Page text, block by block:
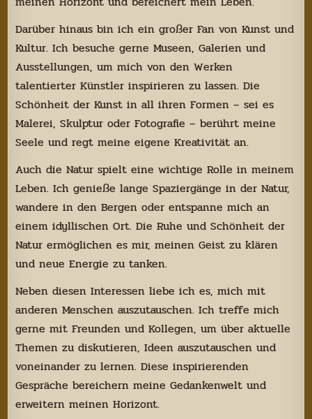
Darüber hinaus bin ich ein großer Fan von Kunst und
Kultur. Ich besuche gerne Museen, Galerien und
Ausstellungen, um mich von den Werken
talentierter Künstler inspirieren zu lassen. Die
Schönheit der Kunst in all ihren Formen – sei es
Malerei, Skulptur oder Fotografie – berührt meine
Seele und regt meine eigene Kreativität an.
Auch die Natur spielt eine wichtige Rolle in meinem
Leben. Ich genieße lange Spaziergänge in der Natur,
wandere in den Bergen oder entspanne mich an
einem idyllischen Ort. Die Ruhe und Schönheit der
Natur ermöglichen es mir, meinen Geist zu klären
und neue Energie zu tanken.
Neben diesen Interessen liebe ich es, mich mit
anderen Menschen auszutauschen. Ich treffe mich
gerne mit Freunden und Kollegen, um über aktuelle
Themen zu diskutieren, Ideen auszutauschen und
voneinander zu lernen. Diese inspirierenden
Gespräche bereichern meine Gedankenwelt und
erweitern meinen Horizont.